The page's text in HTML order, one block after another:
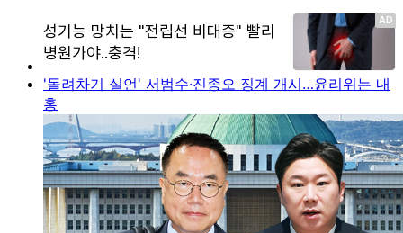
'돌려차기 실언' 서범수·진종오 징계 개시…윤리위는 내
홍